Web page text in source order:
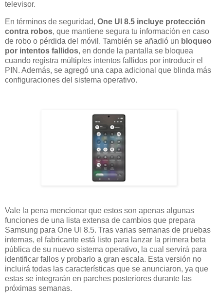
televisor.
En términos de seguridad, One UI 8.5 incluye protección
contra robos, que mantiene segura tu información en caso
de robo o pérdida del móvil. También se añadió un bloqueo
por intentos fallidos, en donde la pantalla se bloquea
cuando registra múltiples intentos fallidos por introducir el
PIN. Además, se agregó una capa adicional que blinda más
configuraciones del sistema operativo.
Vale la pena mencionar que estos son apenas algunas
funciones de una lista extensa de cambios que prepara
Samsung para One UI 8.5. Tras varias semanas de pruebas
internas, el fabricante está listo para lanzar la primera beta
pública de su nuevo sistema operativo, la cual servirá para
identificar fallos y probarlo a gran escala. Esta versión no
incluirá todas las características que se anunciaron, ya que
estas se integrarán en parches posteriores durante las
próximas semanas.